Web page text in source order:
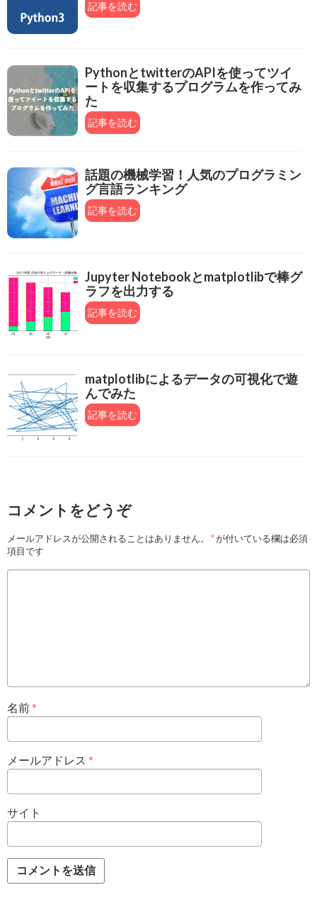
記事を読む
PythonとtwitterのAPIを使ってツイ
ートを収集するプログラムを作ってみ
た
記事を読む
話題の機械学習！人気のプログラミン
グ言語ランキング
記事を読む
Jupyter Notebookとmatplotlibで棒グ
ラフを出力する
記事を読む
matplotlibによるデータの可視化で遊
んでみた
記事を読む
コメントをどうぞ
メールアドレスが公開されることはありません。 *が付いている欄は必須
項目です
名前*
メールアドレス *
サイト